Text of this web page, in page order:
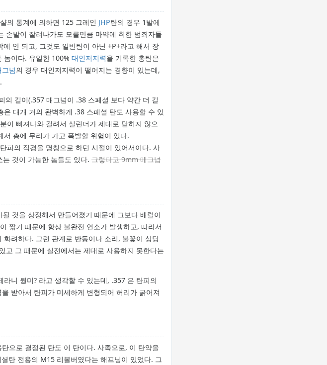
의 통계에 의하면 125 그레인 JHP탄의 경우 1발에
손발이 잘려나가도 모를만큼 마약에 취한 범죄자들
에 안 되고, 그것도 일반탄이 아닌 +P+라고 해서 장
놈이다. 유일한 100% 대인저지력을 기록한 총탄은
넘의 경우 대인저지력이 떨어지는 경향이 있는데,
길이(.357 매그넘이 .38 스페셜 보다 약간 더 길
대개 거의 완벽하게 .38 스페셜 탄도 사용할 수 있
이 삐져나와 걸려서 실린더가 제대로 닫히지 않으
총에 무리가 가고 폭발할 위험이 있다.
피의 직경을 명칭으로 하던 시절이 있어서이다. 사
것이 가능한 놈들도 있다. 그렇다고 9mm 매그넘
것을 상정해서 만들어졌기 때문에 그보다 배럴이
짧기 때문에 항상 불완전 연소가 발생하고, 따라서
려하다. 그런 관계로 반동이나 소리, 불꽃이 상당
고 그 때문에 실전에서는 제대로 사용하지 못한다는
니 뭥미? 라고 생각할 수 있는데, .357 은 탄피의
받아서 탄피가 미세하게 변형되어 허리가 굵어져
으로 결정된 탄도 이 탄이다. 사족으로, 이 탄약을
탄 전용의 M15 리볼버였다는 해프닝이 있었다. 그